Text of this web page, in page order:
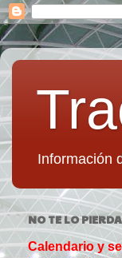
Información
NO TE LO
Calendario y